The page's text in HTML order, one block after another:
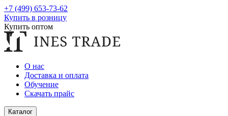
+7 (499) 653-73-62
Купить в розницу
Купить оптом
О нас
Доставка и оплата
Обучение
Скачать прайс
Каталог